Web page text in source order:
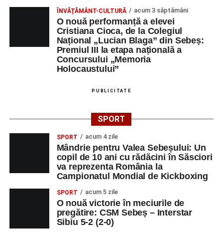
ÎNVĂȚĂMÂNT-CULTURĂ acum 3 săptămâni
O nouă performanță a elevei
Cristiana Cioca, de la Colegiul
Național „Lucian Blaga” din Sebeș:
Premiul III la etapa națională a
Concursului „Memoria
Holocaustului”
PUBLICITATE
SPORT
SPORT acum 4 zile
Mândrie pentru Valea Sebeșului: Un
copil de 10 ani cu rădăcini în Săsciori
va reprezenta România la
Campionatul Mondial de Kickboxing
SPORT acum 5 zile
O nouă victorie în meciurile de
pregătire: CSM Sebeș – Interstar
Sibiu 5-2 (2-0)